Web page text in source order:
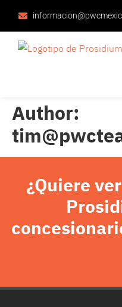
Author:
¿Quiere